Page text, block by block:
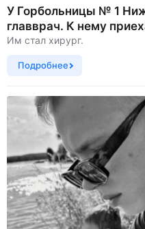
У Горбольницы № 1
главврач. К нему
Им стал хирург.
Подробнее